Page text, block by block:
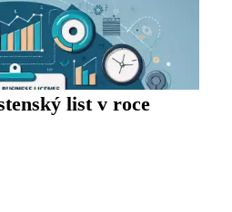
list v roce